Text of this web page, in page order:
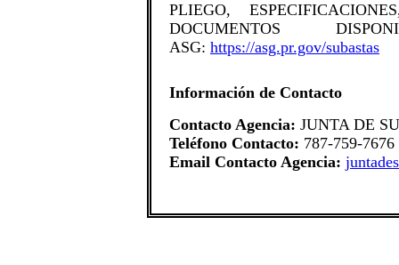
​PLIEGO,
DOCUMENTOS
ASG: https://asg.pr.gov/subastas​
Información de Contacto
Contacto Agencia: JUNTA DE
Teléfono Contacto: 787-759-7676
Email Contacto Agencia: